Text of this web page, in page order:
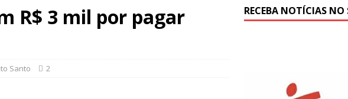
R$ 3 mil por pagar
Santo 2
RECEBA NOTÍCIAS NO